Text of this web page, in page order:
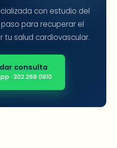
con estudio del
para recuperar el
tu salud cardiovascular.
consulta
· 302 268 0810